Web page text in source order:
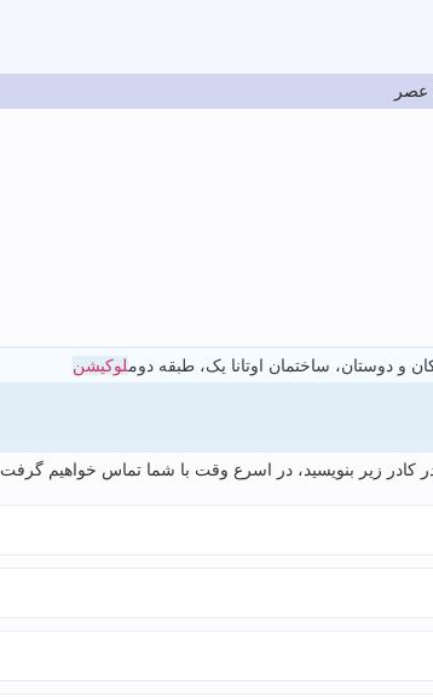
و دوستان، ساختمان اوتانا یک، طبقه دوملوکیشن
کادر زیر بنویسید، در اسرع وقت با شما تماس خواهیم گرفت.